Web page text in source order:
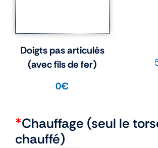
Doigts pas articulés
(avec fils de fer)
0€
*Chauffage (seul le
chauffé)